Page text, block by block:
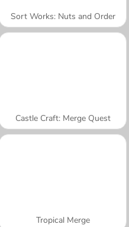
Sort Works: Nuts and Order
Castle Craft: Merge Quest
Tropical Merge